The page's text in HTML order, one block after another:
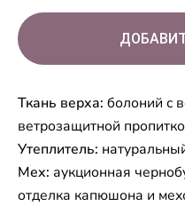
Ткань верха: болоний с
ветрозащитной
Утеплитель:
Мех: аукционная
отделка капюшона и